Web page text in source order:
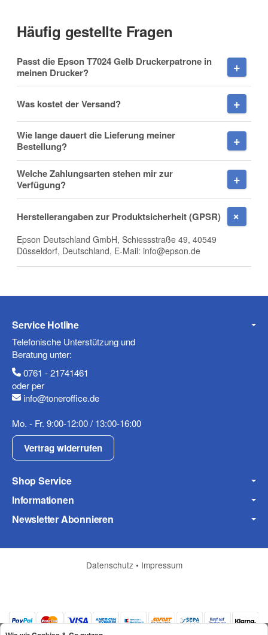
Firma
E-Mail
Mobiltelefon
Fax
Frage zum Artikel
Häufig gestellte Fragen
Passt die Epson T7024 Gelb Druckerpatrone in
meinen Drucker?
Was kostet der Versand?
Wie lange dauert die Lieferung meiner
Bestellung?
Welche Zahlungsarten stehen mir zur
Verfügung?
Herstellerangaben zur Produktsicherheit (GPSR)
Epson Deutschland GmbH, Schiessstraße 49, 40549
Düsseldorf, Deutschland, E-Mail: info@epson.de
Service Hotline
Telefonische Unterstützung und
Beratung unter:
0761 - 21741461
oder per
info@toneroffice.de
Mo. - Fr. 9:00-12:00 / 13:00-16:00
Vertrag widerrufen
Shop Service
Informationen
Newsletter Abonnieren
Datenschutz • Impressum